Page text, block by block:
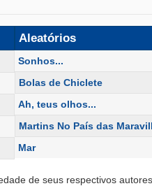
Aleatórios
Sonhos...
Bolas de Chiclete
Ah, teus olhos...
Martins No País das
Mar
de seus respectivos